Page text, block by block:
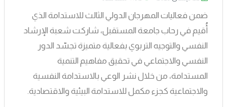
ضمن فعاليات المهرجان الدولي الثالث للاستدامة الذي
أُقيم في رحاب جامعة المستقبل، شاركت شعبة الإرشاد
النفسي والتوجيه التربوي بفعالية متميزة تجسّد الدور
النفسي والاجتماعي في تحقيق مفاهيم التنمية
المستدامة، من خلال نشر الوعي بالاستدامة النفسية
والاجتماعية كجزء مكمل للاستدامة البيئية والاقتصادية.